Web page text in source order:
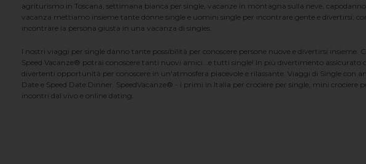
agriturismo in Toscana, settimana bianca per single, vacanze in montagna sulla neve,
vacanza mettiamo insieme tante donne single e uomini single per incontrare gente e divertirsi;
incontrare la persona giusta in una vacanza di singles.
I nostri viaggi per single danno tante possibilità per conoscere persone nuove e divertirsi insieme.
Speed Vacanze® potrai conoscere tanti nuovi amici...e tutti single! In più divertimento
divertenti opportunità per conoscere in un'atmosfera piacevole e rilassante. Viaggi di Single con
Date e Speed Date Dinner. SpeedVacanze® - i primi in Italia per crociere per single, mini crociere
incontri dal vivo e online dating.